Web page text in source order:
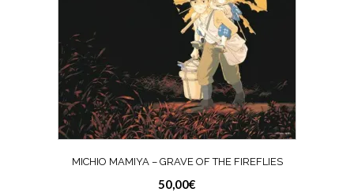
MICHIO MAMIYA – GRAVE OF THE FIREFLIES
50,00€